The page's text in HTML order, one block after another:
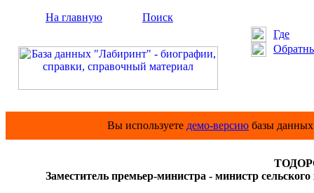
На главную
Поиск
Где
Вы используете демо-версию базы
Заместитель премьер-министра - министр